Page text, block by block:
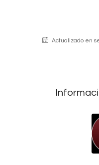
Actualizado en